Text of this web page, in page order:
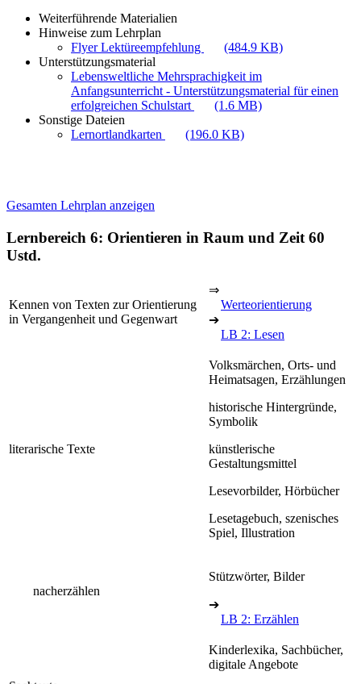
Weiterführende Materialien
Hinweise zum Lehrplan
Flyer Lektüreempfehlung
(484.9 KB)
Unterstützungsmaterial
Lebensweltliche Mehrsprachigkeit im
Anfangsunterricht - Unterstützungsmaterial für einen
erfolgreichen Schulstart
(1.6 MB)
Sonstige Dateien
Lernortlandkarten
(196.0 KB)
Gesamten Lehrplan anzeigen
Lernbereich 6: Orientieren in Raum und Zeit 60
Ustd.
Kennen von Texten zur Orientierung
in Vergangenheit und Gegenwart
⇒
Werteorientierung
➔
LB 2: Lesen
literarische Texte
Volksmärchen, Orts- und
Heimatsagen, Erzählungen
historische Hintergründe,
Symbolik
künstlerische
Gestaltungsmittel
Lesevorbilder, Hörbücher
Lesetagebuch, szenisches
Spiel, Illustration
nacherzählen
Stützwörter, Bilder
➔
LB 2: Erzählen
Kinderlexika, Sachbücher,
digitale Angebote